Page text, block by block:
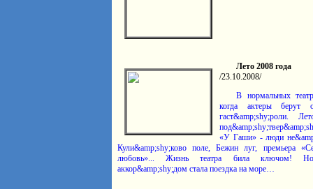
Лето 2008 года
/23.10.2008/
В нормальных
когда актеры берут
гаст&amp;shy;роли.
«У Гаши» - люди
Кули&amp;shy;ково поле, Бежин луг, премьера
любовь»... Жизнь театра била ключом! Но
аккор&amp;shy;дом стала поездка на море…